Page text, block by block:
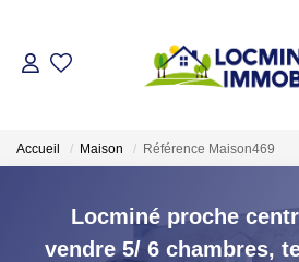
LOUER
Accueil Maison Référence Maison469
Locminé proche
vendre 5/ 6 chambres,